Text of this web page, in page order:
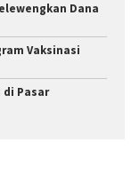
Dana
Vaksinasi
di Pasar